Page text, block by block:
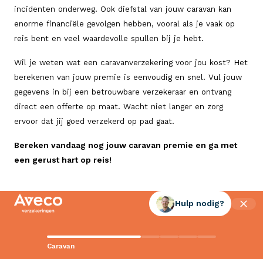
incidenten onderweg. Ook diefstal van jouw caravan kan
enorme financiële gevolgen hebben, vooral als je vaak op
reis bent en veel waardevolle spullen bij je hebt.
Wil je weten wat een caravanverzekering voor jou kost? Het
berekenen van jouw premie is eenvoudig en snel. Vul jouw
gegevens in bij een betrouwbare verzekeraar en ontvang
direct een offerte op maat. Wacht niet langer en zorg
ervoor dat jij goed verzekerd op pad gaat.
Bereken vandaag nog jouw caravan premie en ga met
een gerust hart op reis!
Caravan
Hulp nodig?
Contact met Aveco?
Wij staan voor je klaar!